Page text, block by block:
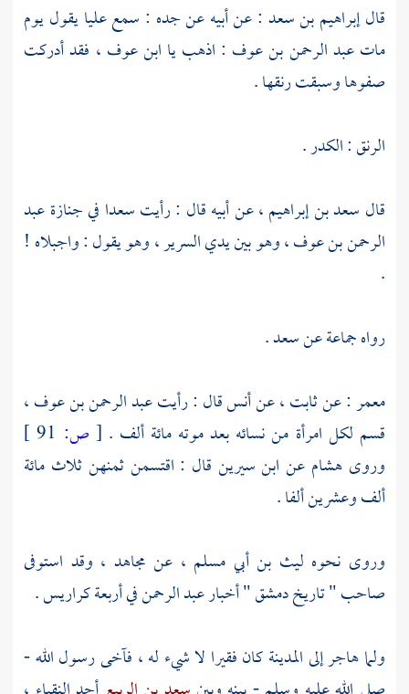
قالإبراهيم بن سعد : عن أبيه عن جده : سمععليايقول يوم
ماتعبد الرحمن بن عوف : اذهب يا ابن عوف ، فقد أدركت
صفوها وسبقت رنقها .
الرنق : الكدر .
قال سعد بن إبراهيم، عن أبيه قال : رأيتسعدا في جنازةعبد
الرحمن بن عوف، وهو بين يدي السرير ، وهو يقول : واجبلاه !
.
رواه جماعة عنسعد.
معمر: عنثابت، عنأنسقال : رأيتعبد الرحمن بن عوف،
قسم لكل امرأة من نسائه بعد موته مائة ألف . [ ص:
وروى هشام عن ابن سيرين قال : اقتسمن ثمنهن ثلاث مائة
ألف وعشرين ألفا .
وروى نحوه ليث بن أبي مسلم ، عن مجاهد ، وقد استوفى
صاحب " تاريخ دمشق " أخبارعبد الرحمنفي أربعة كراريس .
ولما هاجر إلىالمدينةكان فقيرا لا شيء له ، فآخى رسول الله -